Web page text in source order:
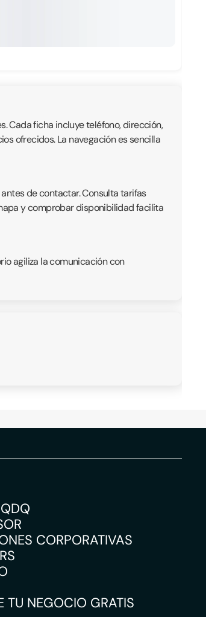
Cada ficha incluye teléfono, dirección,
ofrecidos. La navegación es sencilla
de contactar. Consulta tarifas
y comprobar disponibilidad facilita
agiliza la comunicación con
CORPORATIVAS
TU NEGOCIO GRATIS